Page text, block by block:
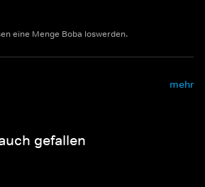
eine Menge Boba loswerden.
mehr
gefallen